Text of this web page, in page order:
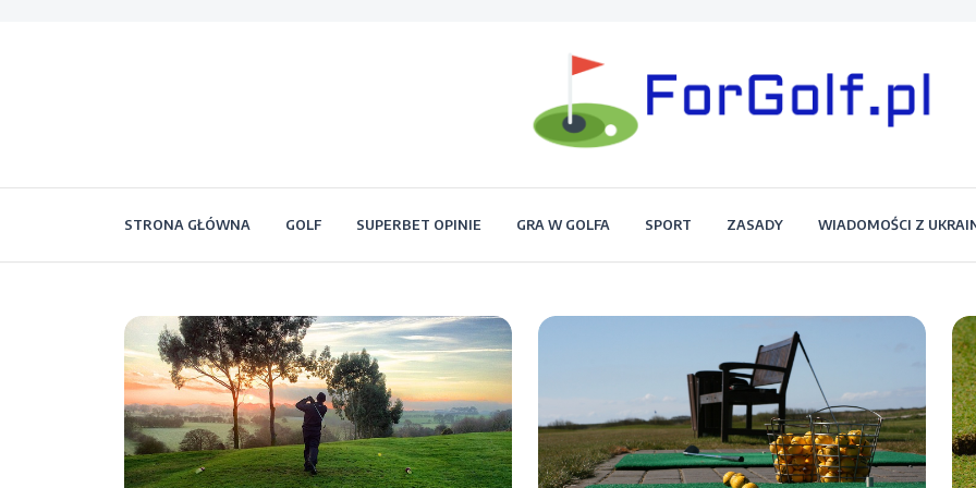
Forgolf.pl
STRONA GŁÓWNA GOLF SUPERBET OPINIE GRA W GOLFA SPORT ZASADY WIADOMOŚCI Z